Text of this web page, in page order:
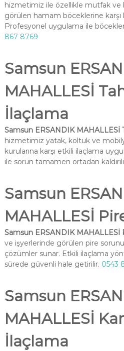
hizmetimiz ile özellikle mutfak ve
görülen hamam böceklerine karşı
Profesyonel uygulama ile
867 8769
Samsun
MAHALLESİ
İlaçlama
Samsun ERSANDIK MAHALLESİ
hizmetimiz yatak, koltuk ve
kurularına karşı etkili ilaçlama
ile sorun tamamen ortadan
Samsun
MAHALLESİ
Samsun ERSANDIK MAHALLESİ
ve işyerlerinde görülen pire
çözümler sunar. Etkili ilaçlama
sürede güvenli hale getirilir. 0543
Samsun
MAHALLESİ
İlaçlama